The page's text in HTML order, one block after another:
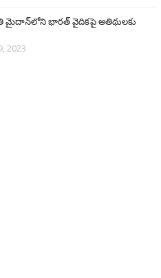
మైదాన్‌లోని భారత్ వైదికపై అతిథులకు
2023